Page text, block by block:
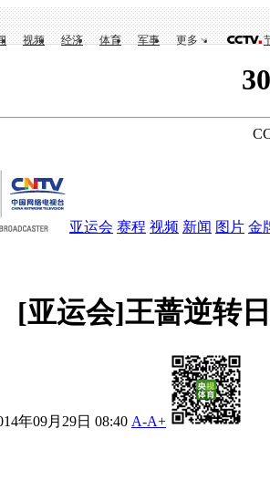
视频 经济 体育 军事 更多
亚运会 赛程 视频 新闻 图片 金
[亚运会]王蔷逆转
年09月29日 08:40 A-A+